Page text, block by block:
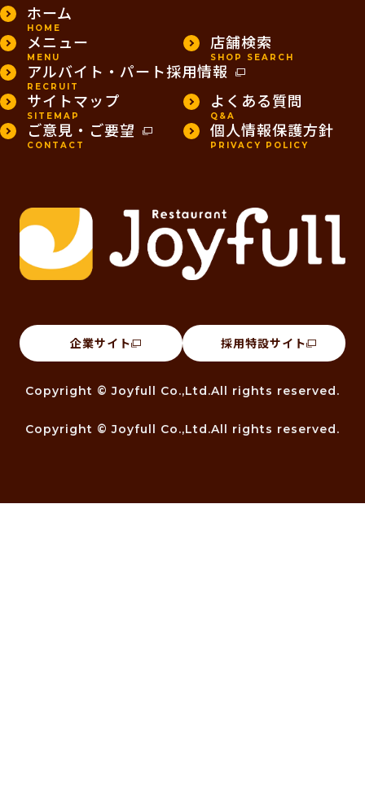
ホーム
HOME
メニュー
MENU
店舗検索
SHOP SEARCH
アルバイト・パート採用情報
RECRUIT
サイトマップ
SITEMAP
よくある質問
Q&A
ご意見・ご要望
CONTACT
個人情報保護方針
PRIVACY POLICY
企業サイト 採用特設サイト
Copyright © Joyfull Co.,Ltd.All rights reserved.
Copyright © Joyfull Co.,Ltd.All rights reserved.